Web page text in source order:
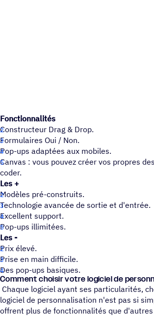
Fonctionnalités
Constructeur Drag & Drop.
Formulaires Oui / Non.
Pop-ups adaptées aux mobiles.
Canvas : vous pouvez créer vos propres
coder.
Les +
Modèles pré-construits.
Technologie avancée de sortie et d'entrée.
Excellent support.
Pop-ups illimitées.
Les -
Prix élevé.
Prise en main difficile.
Des pop-ups basiques.
Comment choisir votre logi­ciel de
Chaque logiciel ayant ses particularités,
logiciel de personnalisation n'est pas si
offrent plus de fonctionnalités que